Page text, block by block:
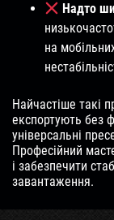
Надто
на
Найчастіше такі
експортують без
універсальні
Професійний
і забезпечити
завантаження.